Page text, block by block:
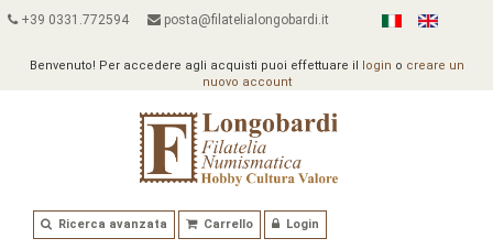
+39 0331.772594 posta@filatelialongobardi.it
Benvenuto! Per accedere agli acquisti puoi effettuare il login o creare un
nuovo account
Ricerca avanzata Carrello Login